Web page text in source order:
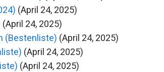
(April 24, 2025)
(April 24, 2025)
(Bestenliste) (April 24, 2025)
(April 24, 2025)
(April 24, 2025)